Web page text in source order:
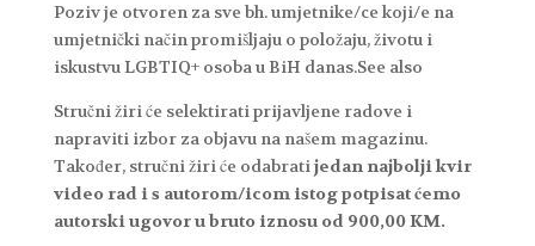
Poziv je otvoren za sve bh. umjetnike/ce koji/e na
umjetnički način promišljaju o položaju, životu i
iskustvu LGBTIQ+ osoba u BiH danas.See also
Stručni žiri će selektirati prijavljene radove i
napraviti izbor za objavu na našem magazinu.
Također, stručni žiri će odabratijedan najbolji kvir
video rad i s autorom/icom istog potpisat ćemo
autorski ugovor u bruto iznosu od 900,00 KM.